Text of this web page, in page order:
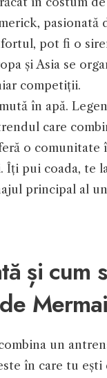
pasionată
pot fi o
și Asia se
competiții.
în apă.
care
o comunitate
Îți pui coada, te
principal al
și cum
un
în care tu